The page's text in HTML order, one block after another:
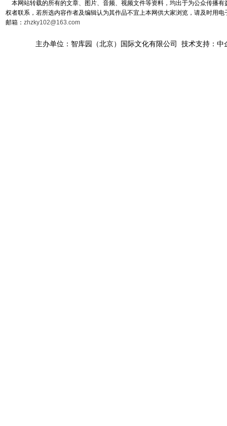
本网站转载的所有的文章、图片、音频、视频文件等资料，均出于为公众传播
权者联系，若所选内容作者及编辑认为其作品不宜上本网供大家浏览，请及时用
邮箱： zhzky102@163.com
主办单位：智库园（北京）国际文化有限公司 技术支持：